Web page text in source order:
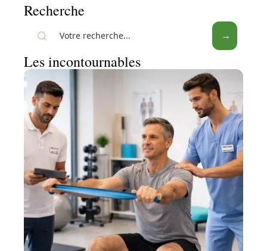
Recherche
Les incontournables